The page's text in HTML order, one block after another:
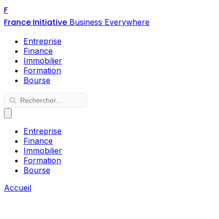
F
France Initiative Business Everywhere
Entreprise
Finance
Immobilier
Formation
Bourse
Entreprise
Finance
Immobilier
Formation
Bourse
Accueil